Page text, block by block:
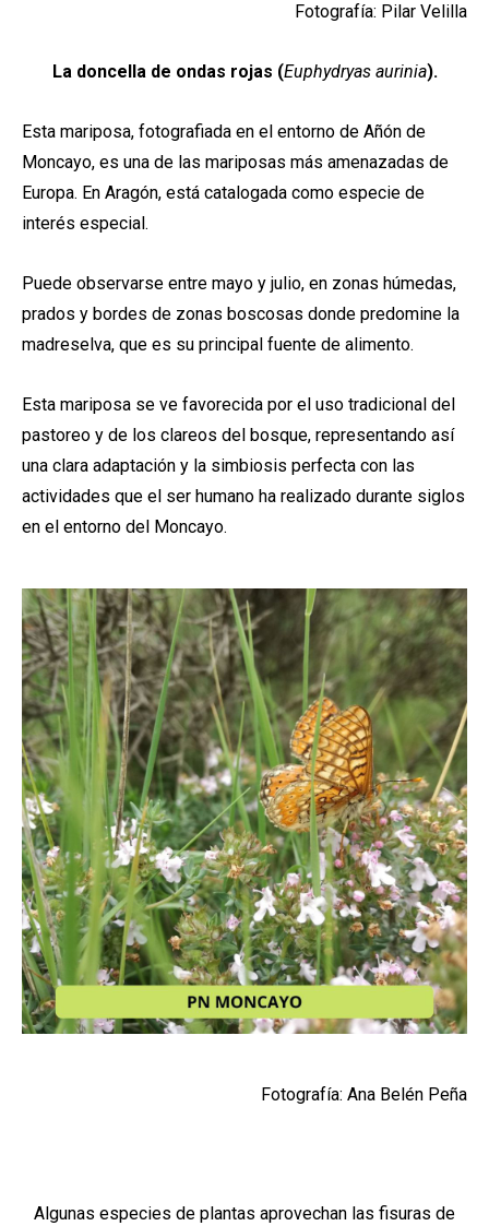
Fotografía: Pilar Velilla
La doncella de ondas rojas (Euphydryas aurinia).
Esta mariposa, fotografiada en el entorno de Añón de
Moncayo, es una de las mariposas más amenazadas de
Europa. En Aragón, está catalogada como especie de
interés especial.
Puede observarse entre mayo y julio, en zonas húmedas,
prados y bordes de zonas boscosas donde predomine la
madreselva, que es su principal fuente de alimento.
Esta mariposa se ve favorecida por el uso tradicional del
pastoreo y de los clareos del bosque, representando así
una clara adaptación y la simbiosis perfecta con las
actividades que el ser humano ha realizado durante siglos
en el entorno del Moncayo.
Fotografía: Ana Belén Peña
Algunas especies de plantas aprovechan las fisuras de